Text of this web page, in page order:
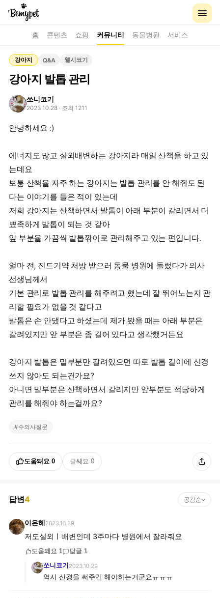
홈 콘텐츠 쇼핑 커뮤니티 동물병원 서비스
강아지 Q&A 웰시코기
강아지 발톱 관리
쏘니코기
2023.10.28 · 조회 1211
안녕하세요 :)
에너지도 많고 실외배변하는 강아지라 매일 산책을 하고 있
는데요
보통 산책을 자주 하는 강아지는 발톱 관리를 안 해줘도 된
다는 이야기를 들은 적이 있는데
저희 강아지는 산책하면서 발톱이 아래 부분이 갈리면서 더
뾰족하게 발톱이 되는 것 같아
앞 부분을 가끔씩 발톱깎이로 관리해주고 있는 편입니다.
얼마 전, 진드기약 처방 받으러 동물 병원에 들렀다가 의사
선생님께서
기본 관리로 발톱 관리를 해주려고 했는데 잘 뛰어노는지 관
리할 필요가 없을 것 같다고
발톱은 손 안댔다고 하셨는데 제가 봤을 때는 아래 부분은
갈려있지만 앞 부분은 좀 길어 있다고 생각했거든요
강아지 발톱은 밑부분만 갈려있으면 따로 발톱 길이에 신경
쓰지 않아도 되는건가요?
아니면 밑부분은 산책하면서 갈리지만 앞부분도 적당하게
관리를 해줘야 하는걸까요?
#수의사질문
도움돼요 0 글쎄요 0
답변4 공감순
이은혜 2023.10.29
저도실외ㅣ배변인데 3주마다 병원에서 잘라줘요
도움돼요 1 답글 1
쏘니코기 2023.10.29
역시 신경을 써주긴 해야하는거군요ㅠㅠㅠ